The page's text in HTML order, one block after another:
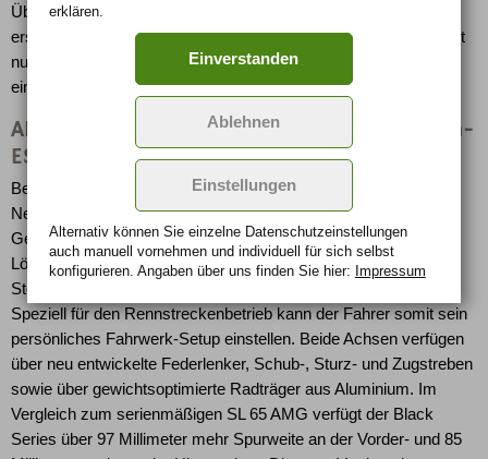
Überbrückungskupplung des Drehmomentwandlers ab dem
ersten Gang. Die automatische Zwischengasfunktion sorgt nicht
nur für mehr Emotionen beim Zurückschalten, sondern auch für
eine Verringerung der Lastwechselreaktionen.
AMG Gewinde-Sportfahrwerk und 3-Stufen-
ESPÒ
Beim Fahrwerk vertrauen die AMGExperten auf eine
Neukonstruktion. Das AMG Sportfahrwerk wurde als
Gewindefahrwerk konzipiert – diese im Motorsport bewährte
Lösung ermöglicht die Einstellung von Zug- und Druckstufe der
Stoßdämpfer, des Fahrzeugniveaus sowie von Spur und Sturz.
Speziell für den Rennstreckenbetrieb kann der Fahrer somit sein
persönliches Fahrwerk-Setup einstellen. Beide Achsen verfügen
über neu entwickelte Federlenker, Schub-, Sturz- und Zugstreben
sowie über gewichtsoptimierte Radträger aus Aluminium. Im
Vergleich zum serienmäßigen SL 65 AMG verfügt der Black
Series über 97 Millimeter mehr Spurweite an der Vorder- und 85
erklären.
Einverstanden
Ablehnen
Einstellungen
Alternativ können Sie einzelne Datenschutz­ein­stellungen
auch manuell vor­nehmen und indivi­duell für sich selbst
konfigurieren. Angaben über uns finden Sie hier: Impressum